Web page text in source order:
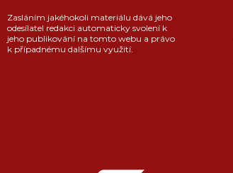
Zasláním jakéhokoli materiálu dává jeho
odesílatel redakci automaticky svolení k
jeho publikování na tomto webu a právo
k případnému dalšímu využití.